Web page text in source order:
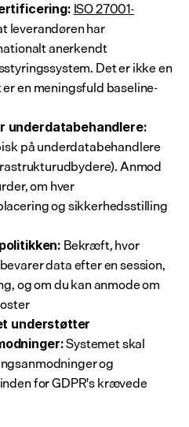
ISO 27001-
leverandøren har
anerkendt
Det er ikke en
en meningsfuld baseline-
underdatabehandlere:
på underdatabehandlere
Anmod
om hver
og sikkerhedsstilling
Bekræft, hvor
data efter en session,
og om du kan anmode om
understøtter
Systemet skal
og
for GDPR's krævede